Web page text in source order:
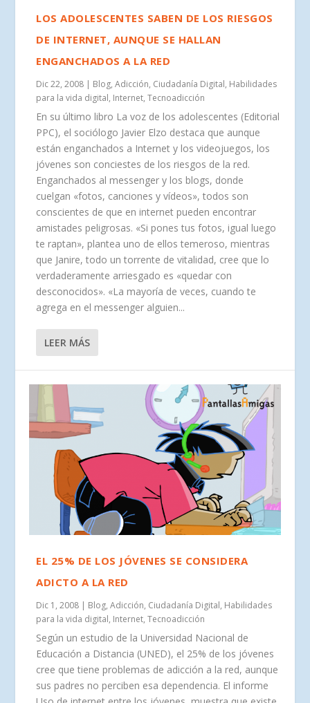
LOS ADOLESCENTES SABEN DE LOS RIESGOS
DE INTERNET, AUNQUE SE HALLAN
ENGANCHADOS A LA RED
Dic 22, 2008 | Blog,Adicción, Ciudadanía Digital, Habilidades
para la vida digital, Internet,Tecnoadicción
En su último libro La voz de los adolescentes (Editorial
PPC), el sociólogo Javier Elzo destaca que aunque
están enganchados a Internet y los videojuegos, los
jóvenes son conciestes de los riesgos de la red.
Enganchados al messenger y los blogs, donde
cuelgan «fotos, canciones y vídeos», todos son
conscientes de que en internet pueden encontrar
amistades peligrosas. «Si pones tus fotos, igual luego
te raptan», plantea uno de ellos temeroso, mientras
que Janire, todo un torrente de vitalidad, cree que lo
verdaderamente arriesgado es «quedar con
desconocidos». «La mayoría de veces, cuando te
agrega en el messenger alguien...
LEER MÁS
EL 25% DE LOS JÓVENES SE CONSIDERA
ADICTO A LA RED
Dic 1, 2008 | Blog,Adicción, Ciudadanía Digital, Habilidades
para la vida digital, Internet,Tecnoadicción
Según un estudio de la Universidad Nacional de
Educación a Distancia (UNED), el 25% de los jóvenes
cree que tiene problemas de adicción a la red, aunque
sus padres no perciben esa dependencia. El informe